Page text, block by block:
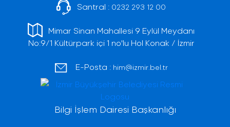
Santral : 0232 293 12 00
Mimar Sinan Mahallesi 9 Eylül Meydanı
No:9/1 Kültürpark içi 1 no'lu Hol Konak / İzmir
E-Posta : him@izmir.bel.tr
Bilgi İşlem Dairesi Başkanlığı